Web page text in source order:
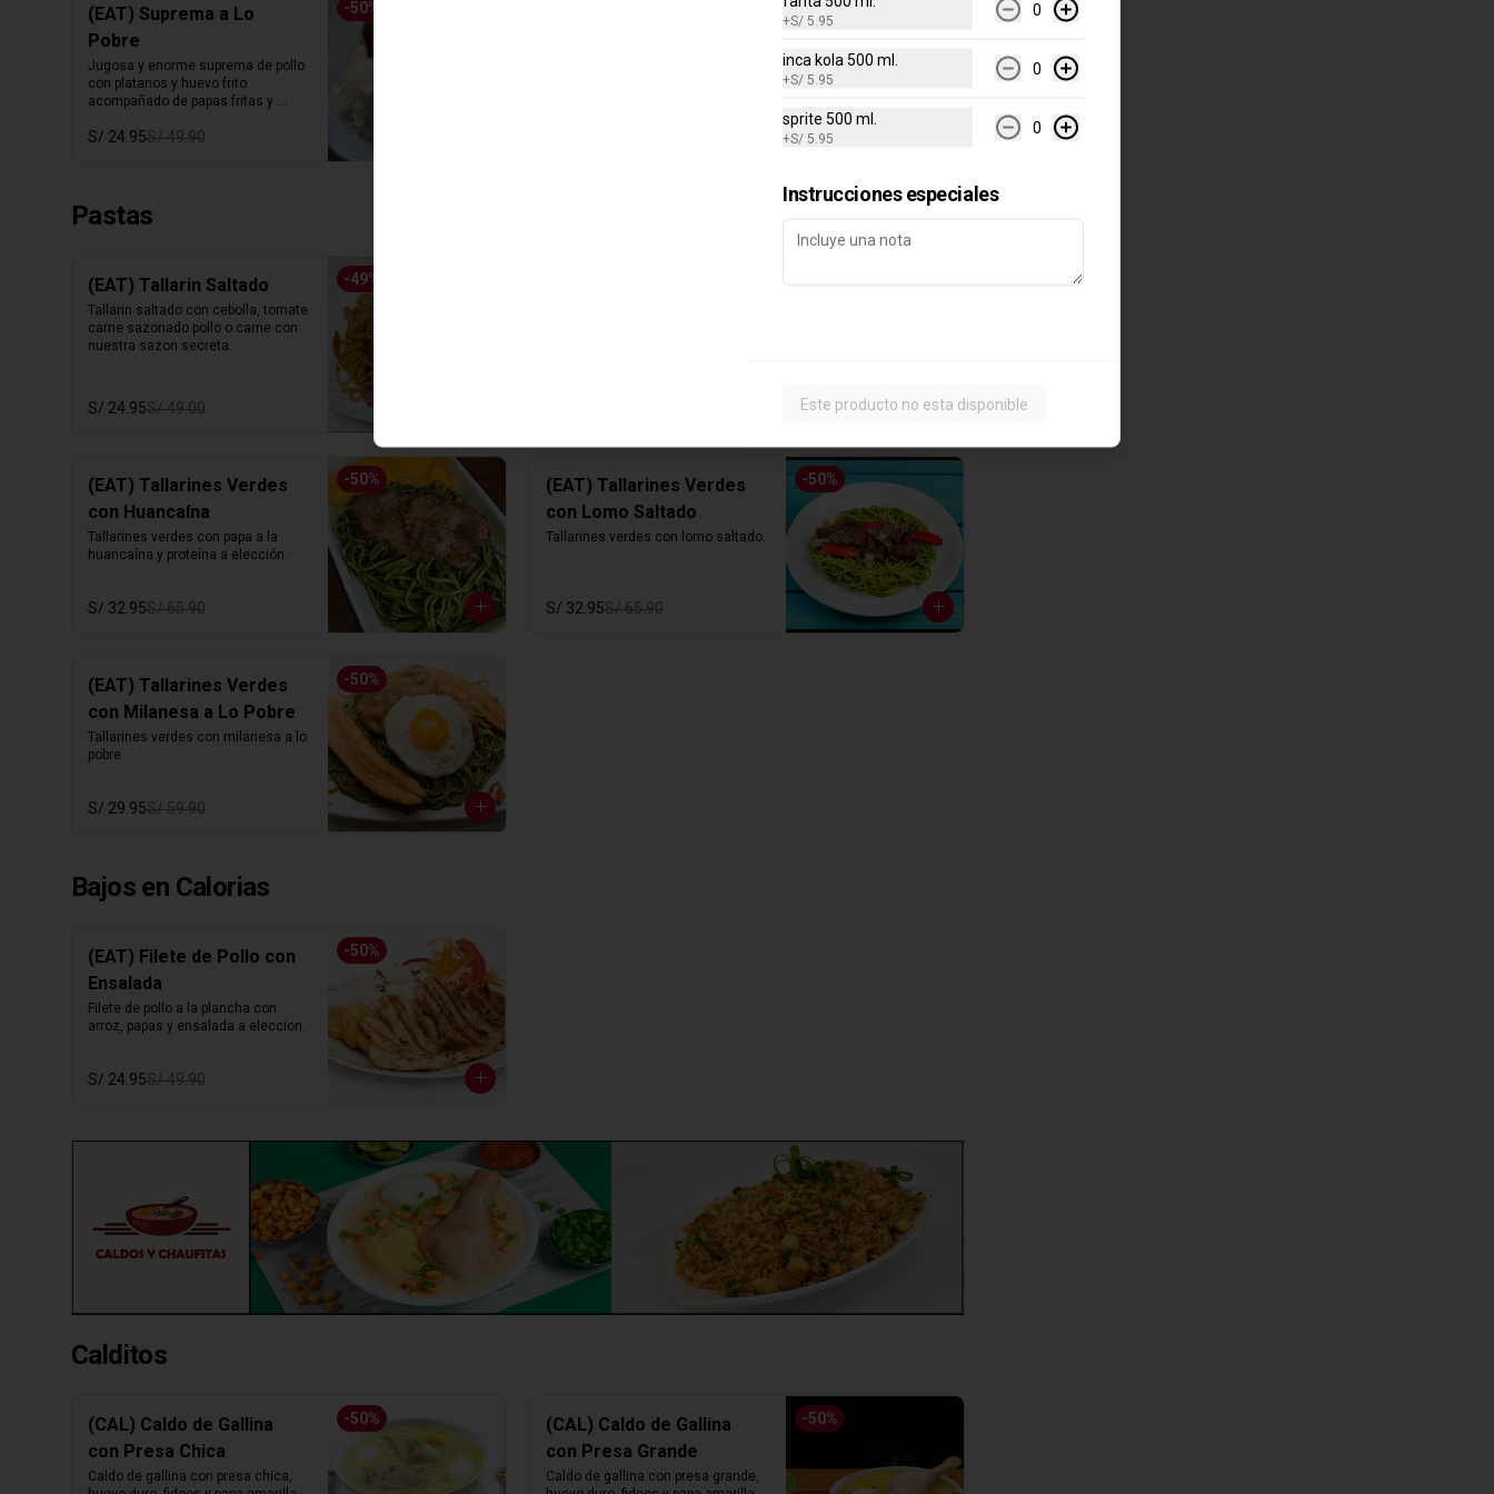
-50%
(EAT) Suprema a Lo
Pobre
Jugosa y enorme suprema de pollo
con platanos y huevo frito
acompañado de papas fritas y
S/ 24.95S/ 49.90
Pastas
-49%
(EAT) Tallarin Saltado
Tallarin saltado con cebolla, tomate
carne sazonado pollo o carne con
nuestra sazon secreta.
S/ 24.95S/ 49.00
-50%
(EAT) Tallarines Verdes
con Huancaína
Tallarines verdes con papa a la
huancaína y proteína a elección.
S/ 32.95S/ 65.90
-50%
(EAT) Tallarines Verdes
con Lomo Saltado
Tallarines verdes con lomo saltado.
S/ 32.95S/ 65.90
-50%
(EAT) Tallarines Verdes
con Milanesa a Lo Pobre
Tallarines verdes con milanesa a lo
pobre.
S/ 29.95S/ 59.90
Bajos en Calorias
-50%
(EAT) Filete de Pollo con
Ensalada
Filete de pollo a la plancha con
arroz, papas y ensalada a eleccion.
S/ 24.95S/ 49.90
Calditos
-50%
(CAL) Caldo de Gallina
con Presa Chica
Caldo de gallina con presa chica,
-50%
(CAL) Caldo de Gallina
con Presa Grande
Caldo de gallina con presa grande,
+S/ 5.95
0
inca kola 500 ml.
+S/ 5.95
0
sprite 500 ml.
+S/ 5.95
0
Instrucciones especiales
Este producto no esta disponible